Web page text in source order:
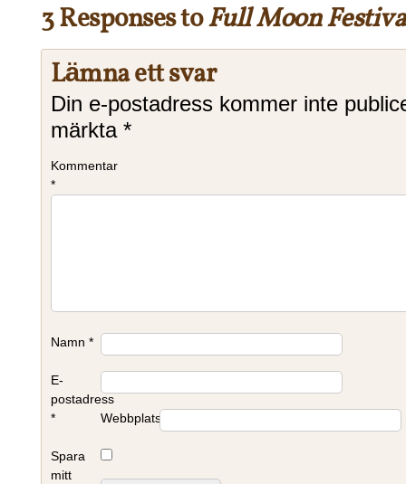
3 Responses toFull Moon
Lämna ett svar
Din e-postadress kommer inte
märkta *
Kommentar
*
Namn *
E-
postadress
*
Webbplats
Spara
mitt